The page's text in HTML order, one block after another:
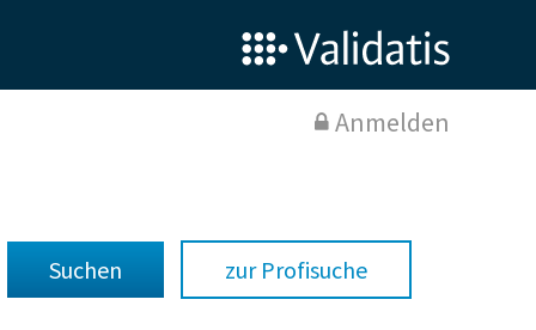
Anmelden
zur Profisuche